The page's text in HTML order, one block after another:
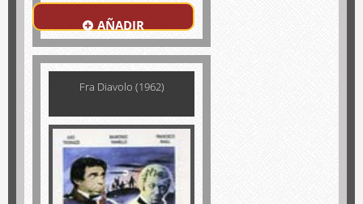
AÑADIR
Fra Diavolo (1962)